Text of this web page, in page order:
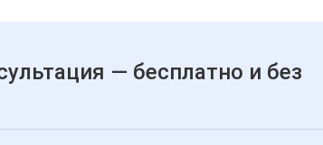
— бесплатно и без